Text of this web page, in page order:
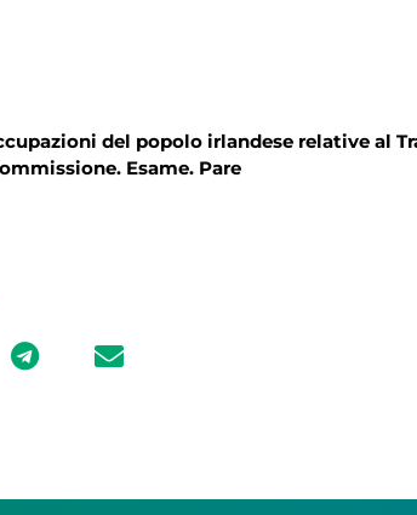
del popolo irlandese relative al
Esame. Pare